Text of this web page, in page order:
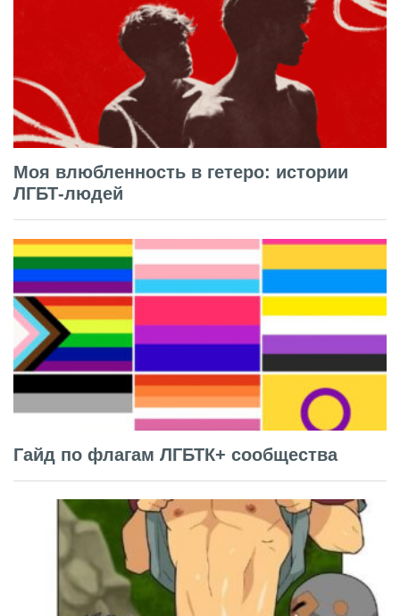
Моя влюбленность в гетеро: истории
ЛГБТ-людей
Гайд по флагам ЛГБТК+ сообщества